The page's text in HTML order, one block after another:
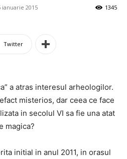
ianuarie 2015 1345
Twitter
a atras interesul arheologilor.
misterios, dar ceea ce face
in secolul VI sa fie una atat
magica?
initial in anul 2011, in orasul